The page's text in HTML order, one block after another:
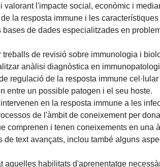
valorant l'impacte social, econòmic i
la resposta immune i les
de dades especialitzades en
de revisió sobre immunologia i
anàlisi diagnòstica en
regulació de la resposta immune
entre un possible patogen i el seu hoste.
en la resposta immune a les
de l'àmbit de coneixement per
comprenen i tenen coneixements en
text avançats, inclou també alguns
habilitats d'aprenentatge